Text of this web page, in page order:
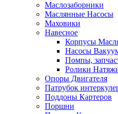
Маслозаборники
Маслянные Насосы
Маховики
Навесное
Корпусы
Насосы
Помпы,
Ролики
Опоры Двигателя
Патрубок
Поддоны Картеров
Поршни